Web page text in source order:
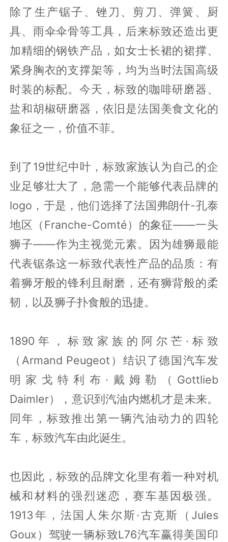
除了生产锯子、锉刀、剪刀、弹簧、厨
具、雨伞伞骨等工具，后来标致还造出更
加精细的钢铁产品，如女士长裙的裙撑、
紧身胸衣的支撑架等，均为当时法国高级
时装的标配。今天，标致的咖啡研磨器、
盐和胡椒研磨器，依旧是法国美食文化的
象征之一，价值不菲。
到了19世纪中叶，标致家族认为自己的企
业足够壮大了，急需一个能够代表品牌的
logo，于是，他们选择了法国弗朗什-孔泰
地区（Franche-Comté）的象征——一头
狮子——作为主视觉元素。因为雄狮最能
代表锯条这一标致代表性产品的品质：有
着狮牙般的锋利且耐磨，还有狮背般的柔
韧，以及狮子扑食般的迅捷。
1890年，标致家族的阿尔芒·标致
（Armand Peugeot）结识了德国汽车发
明家戈特利布·戴姆勒（Gottlieb
Daimler），意识到汽油内燃机才是未来。
同年，标致推出第一辆汽油动力的四轮
车，标致汽车由此诞生。
也因此，标致的品牌文化里有着一种对机
械和材料的强烈迷恋，赛车基因极强。
1913年，法国人朱尔斯·古克斯（Jules
Goux）驾驶一辆标致L76汽车赢得美国印